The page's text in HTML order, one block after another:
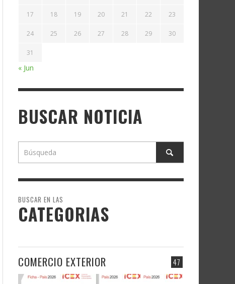
17 18 19 20 21 22 23
24 25 26 27 28 29 30
31
« Jun
BUSCAR NOTICIA
BUSCAR EN LAS
CATEGORIAS
47
COMERCIO EXTERIOR